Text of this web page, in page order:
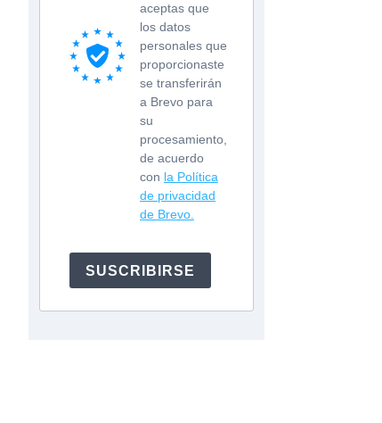
aceptas que
los datos
personales que
proporcionaste
se transferirán
a Brevo para
su
procesamiento,
de acuerdo
con la Política
de privacidad
de Brevo.
SUSCRIBIRSE